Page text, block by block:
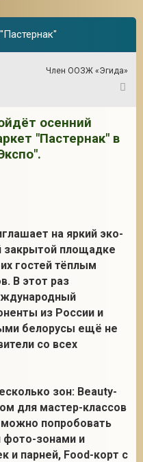
Член ООЗЖ «Эгида»
осенний
"Пастернак" в
на яркий эко-
закрытой площадке
гостей тёплым
В этот раз
из России и
белорусы ещё не
со всех
зон: Beauty-
для мастер-классов
попробовать
фото-зонами и
и парней, Food-корт с